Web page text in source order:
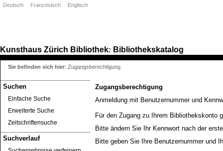
Kunsthaus Zürich Bibliothek: Bibliothekskatalog
Suchen
Einfache Suche
Erweiterte Suche
Zeitschriftensuche
Suchverlauf
Deutsch Französisch Englisch
Sie befinden sich hier: Zugangsberechtigung
Zugangsberechtigung
Anmeldung mit Benutzernummer und
Für den Zugang zu Ihrem Bibliothekskonto
Bitte ändern Sie Ihr Kennwort nach der
Bitte geben Sie Ihre Benutzernummer und